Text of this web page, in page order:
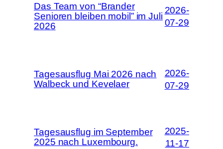
Das Team von “Brander
Senioren bleiben mobil” im Juli
2026
2026-
07-29
Tagesausflug Mai 2026 nach
Walbeck und Kevelaer
2026-
07-29
Tagesausflug im September
2025 nach Luxembourg.
2025-
11-17